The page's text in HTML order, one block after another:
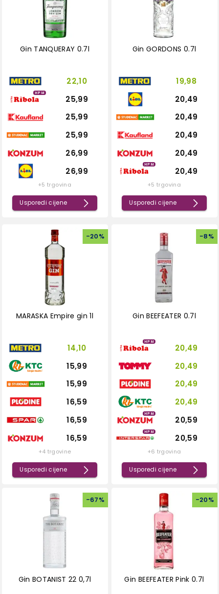
Gin TANQUERAY 0.7l
22,10
HPM
25,99
25,99
25,99
26,99
26,99
+5 trgovina
Usporedi cijene
Gin GORDONS 0.7l
19,98
20,49
20,49
20,49
20,49
HPM
20,49
+5 trgovina
Usporedi cijene
-20%
MARASKA Empire gin 1l
14,10
15,99
15,99
16,59
16,59
16,59
+4 trgovine
Usporedi cijene
-8%
Gin BEEFEATER 0.7l
HPM
20,49
20,49
20,49
20,49
HPM
20,59
HPM
20,59
+6 trgovina
Usporedi cijene
-67%
Gin BOTANIST 22 0,7l
-20%
Gin BEEFEATER Pink 0.7l